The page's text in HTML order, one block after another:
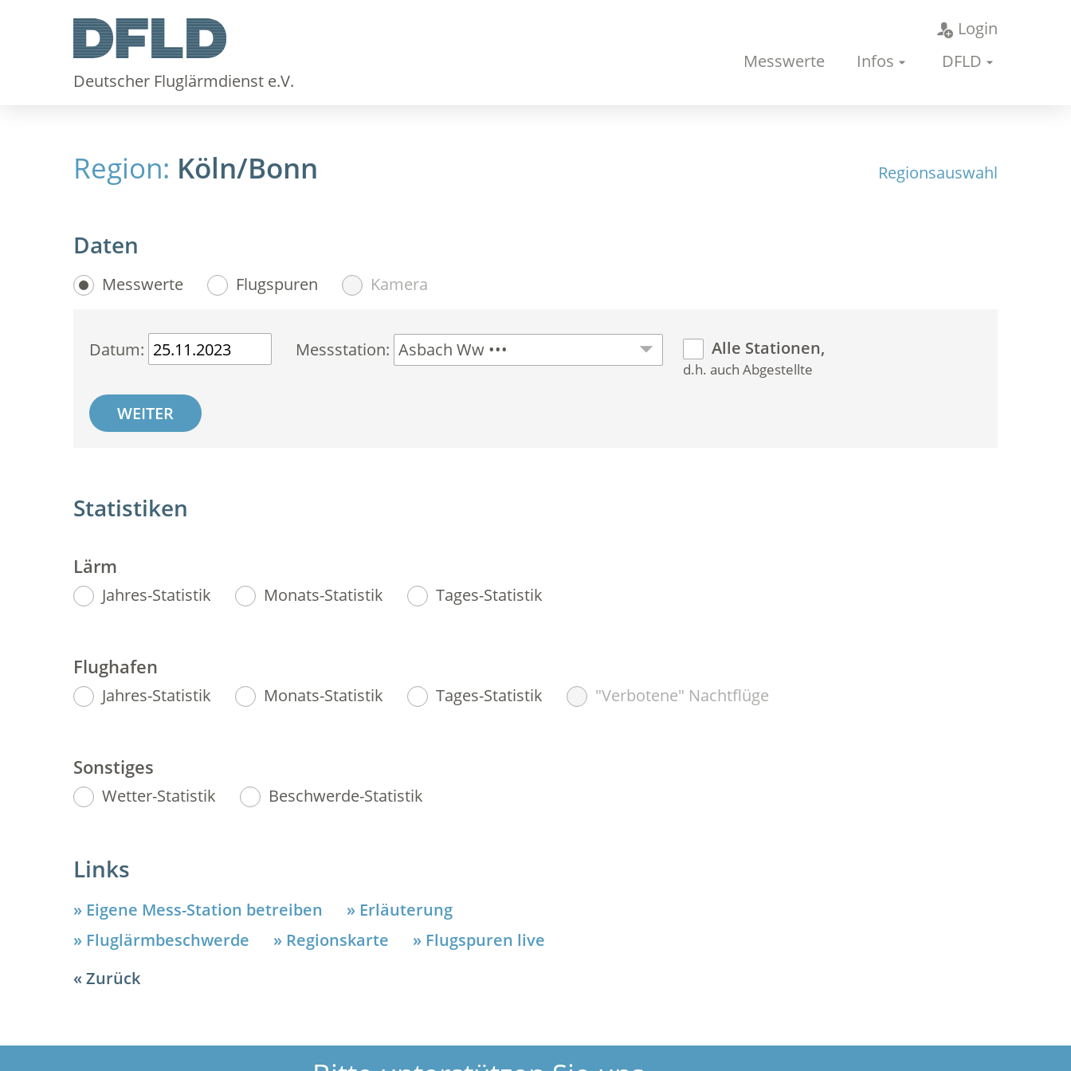
Deutscher Fluglärmdienst e.V.
Messwerte Infos DFLD
Login
Region: Köln/Bonn Regionsauswahl
Daten
Messwerte Flugspuren Kamera
Datum: Messstation: Alle Stationen,
d.h. auch Abgestellte
WEITER
Statistiken
Lärm
Jahres-Statistik Monats-Statistik Tages-Statistik
Flughafen
Jahres-Statistik Monats-Statistik Tages-Statistik "Verbotene" Nachtflüge
Sonstiges
Wetter-Statistik Beschwerde-Statistik
Links
Eigene Mess-Station betreiben
Erläuterung
Fluglärmbeschwerde
Regionskarte
Flugspuren live
Zurück